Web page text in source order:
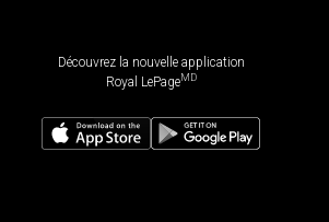
Découvrez la nouvelle application
Royal LePageMD